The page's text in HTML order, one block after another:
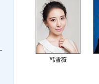
韩雪薇